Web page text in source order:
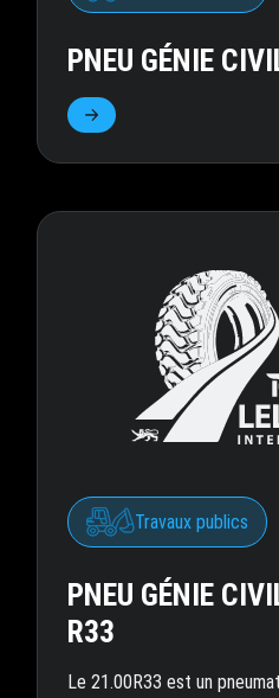
PNEU GÉNIE
Travaux publics
PNEU GÉNIE
R33
Le 21.00R33 est un